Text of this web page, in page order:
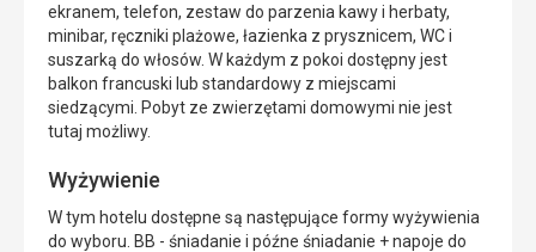
ekranem, telefon, zestaw do parzenia kawy i herbaty,
minibar, ręczniki plażowe, łazienka z prysznicem, WC i
suszarką do włosów. W każdym z pokoi dostępny jest
balkon francuski lub standardowy z miejscami
siedzącymi. Pobyt ze zwierzętami domowymi nie jest
tutaj możliwy.
Wyżywienie
W tym hotelu dostępne są następujące formy wyżywienia
do wyboru. BB - śniadanie i późne śniadanie + napoje do